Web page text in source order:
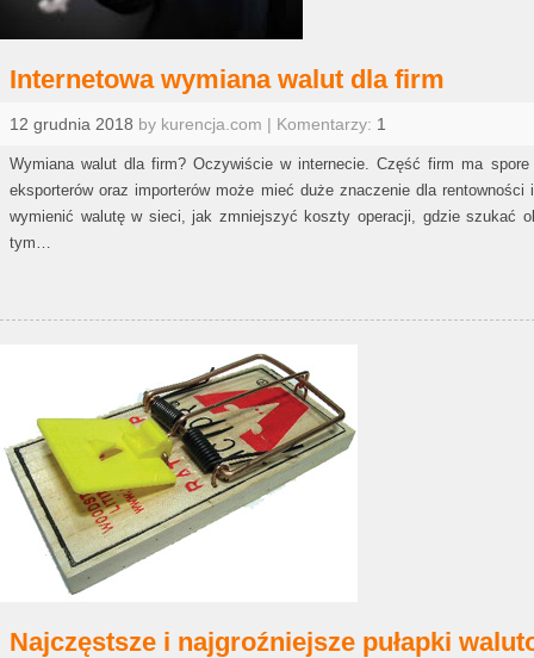
Internetowa wymiana walut dla firm
12 grudnia 2018 by kurencja.com | Komentarzy: 1
Wymiana walut dla firm? Oczywiście w internecie. Część firm ma
eksporterów oraz importerów może mieć duże znaczenie dla
wymienić walutę w sieci, jak zmniejszyć koszty operacji, gdzie szukać
tym…
Najczęstsze i najgroźniejsze pułapki